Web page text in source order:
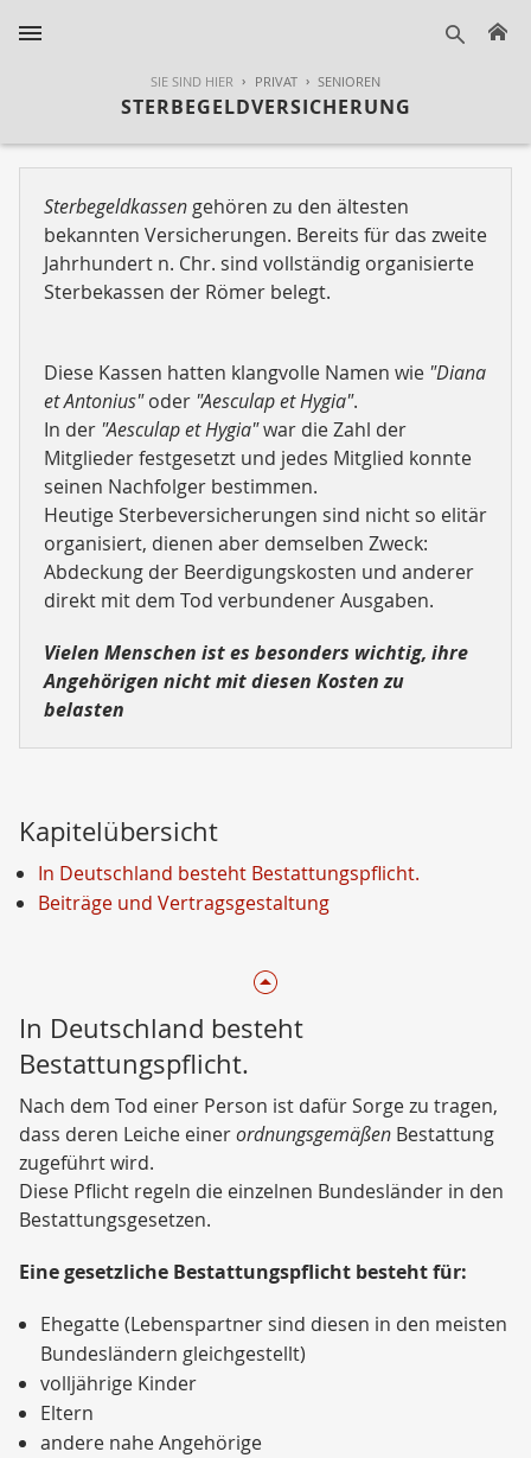
SIE SIND HIER PRIVAT SENIOREN
STERBEGELDVERSICHERUNG
Sterbegeldkassen gehören zu den ältesten
bekannten Versicherungen. Bereits für das zweite
Jahrhundert n. Chr. sind vollständig organisierte
Sterbekassen der Römer belegt.
Diese Kassen hatten klangvolle Namen wie "Diana
et Antonius"oder "Aesculap et Hygia".
In der "Aesculap et Hygia"war die Zahl der
Mitglieder festgesetzt und jedes Mitglied konnte
seinen Nachfolger bestimmen.
Heutige Sterbeversicherungen sind nicht so elitär
organisiert, dienen aber demselben Zweck:
Abdeckung der Beerdigungskosten und anderer
direkt mit dem Tod verbundener Ausgaben.
Vielen Menschen ist es besonders wichtig, ihre
Angehörigen nicht mit diesen Kosten zu
belasten
Kapitelübersicht
In Deutschland besteht Bestattungspflicht.
Beiträge und Vertragsgestaltung
In Deutschland besteht
Bestattungspflicht.
Nach dem Tod einer Person ist dafür Sorge zu tragen,
dass deren Leiche einerordnungsgemäßen Bestattung
zugeführt wird.
Diese Pflicht regeln die einzelnen Bundesländer in den
Bestattungsgesetzen.
Eine gesetzliche Bestattungspflicht besteht für:
Ehegatte (Lebenspartner sind diesen in den meisten
Bundesländern gleichgestellt)
volljährige Kinder
Eltern
andere nahe Angehörige